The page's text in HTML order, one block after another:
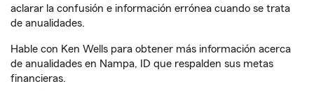
aclarar la confusión e información errónea cuando se trata
de anualidades.
Hable con Ken Wells para obtener más información acerca
de anualidades en Nampa, ID que respalden sus metas
financieras.